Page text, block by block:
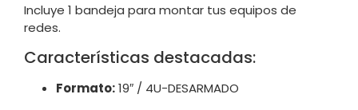
Incluye 1 bandeja para montar tus equipos de
redes.
Características destacadas:
Formato:19″ / 4U-DESARMADO